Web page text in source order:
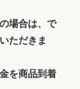
場合は、で
ただきま
を商品到着